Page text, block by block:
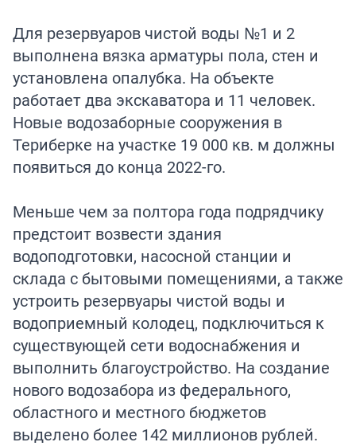
Для резервуаров чистой воды №1 и 2
выполнена вязка арматуры пола, стен и
установлена опалубка. На объекте
работает два экскаватора и 11 человек.
Новые водозаборные сооружения в
Териберке на участке 19 000 кв. м должны
появиться до конца 2022-го.
Меньше чем за полтора года подрядчику
предстоит возвести здания
водоподготовки, насосной станции и
склада с бытовыми помещениями, а также
устроить резервуары чистой воды и
водоприемный колодец, подключиться к
существующей сети водоснабжения и
выполнить благоустройство. На создание
нового водозабора из федерального,
областного и местного бюджетов
выделено более 142 миллионов рублей.